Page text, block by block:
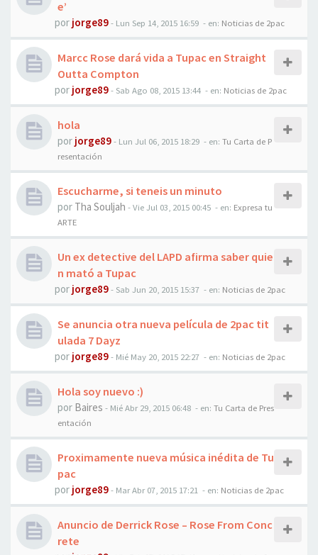
e’
por jorge89- Lun Sep 14, 2015 16:59 - en: Noticias de 2pac
Marcc Rose dará vida a Tupac en Straight
Outta Compton
por jorge89- Sab Ago 08, 2015 13:44 - en: Noticias de 2pac
hola
por jorge89- Lun Jul 06, 2015 18:29 - en: Tu Carta de P
resentación
Escucharme, si teneis un minuto
por Tha Souljah -Vie Jul 03, 2015 00:45 - en: Expresa tu
ARTE
Un ex detective del LAPD afirma saber quie
n mató a Tupac
por jorge89- Sab Jun 20, 2015 15:37 - en: Noticias de 2pac
Se anuncia otra nueva película de 2pac tit
ulada 7 Dayz
por jorge89- Mié May 20, 2015 22:27 - en: Noticias de 2pac
Hola soy nuevo :)
por Baires - Mié Abr 29, 2015 06:48 - en: Tu Carta de Pres
entación
Proximamente nueva música inédita de Tu
pac
por jorge89- Mar Abr 07, 2015 17:21 - en: Noticias de 2pac
Anuncio de Derrick Rose – Rose From Conc
rete